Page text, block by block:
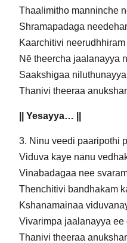
Thaalimitho manninche
Shramapadaga
Kaarchitivi
Nē theercha jaalanayya
Saakshigaa
Thanivi theeraa
|| Yesayya… ||
3. Ninu veedi paaripothi
Viduva kaye nanu
Vinabadagaa nee
Thenchitivi bandhakam
Kshanamainaa
Vivarimpa jaalanayya ee
Thanivi theeraa